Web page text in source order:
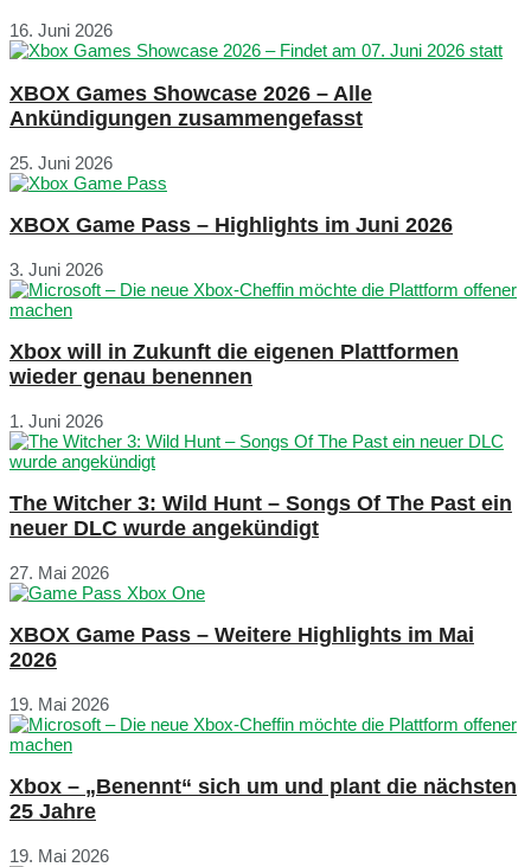
16. Juni 2026
XBOX Games Showcase 2026 – Alle
Ankündigungen zusammengefasst
25. Juni 2026
XBOX Game Pass – Highlights im Juni 2026
3. Juni 2026
Xbox will in Zukunft die eigenen Plattformen
wieder genau benennen
1. Juni 2026
The Witcher 3: Wild Hunt – Songs Of The Past ein
neuer DLC wurde angekündigt
27. Mai 2026
XBOX Game Pass – Weitere Highlights im Mai
2026
19. Mai 2026
Xbox – „Benennt“ sich um und plant die nächsten
25 Jahre
19. Mai 2026